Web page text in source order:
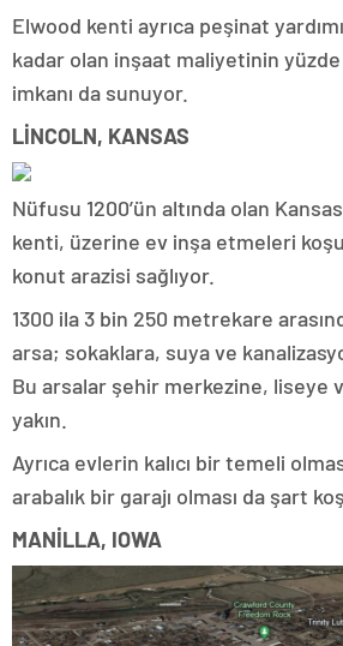
Elwood kenti ayrıca peşinat
kadar olan inşaat maliyetinin yüzde
imkanı da sunuyor.
LİNCOLN, KANSAS
Nüfusu 1200’ün altında olan
kenti, üzerine ev inşa etmeleri
konut arazisi sağlıyor.
1300 ila 3 bin 250 metrekare
arsa; sokaklara, suya ve
Bu arsalar şehir merkezine, liseye
yakın.
Ayrıca evlerin kalıcı bir temeli
arabalık bir garajı olması da şart
MANİLLA, IOWA